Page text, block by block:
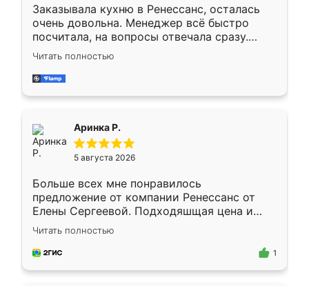
Заказывала кухню в Ренессанс, осталась
очень довольна. Менеджер всё быстро
посчитала, на вопросы отвечала сразу.
Замерщик приехал в субботу, подошёл к
делу со всей ответственностью. Собрали
за день, ребята работали аккуратно, даже
Читать полностью
Аринка Р.
5 августа 2026
Больше всех мне понравилось
предложение от компании Ренессанс от
Елены Сергеевой. Подходяшщая цена и
короткие сроки изготовления. Приехавший
для замера сотрудник Владислав
предложил по моему эскизу самый
Читать полностью
1